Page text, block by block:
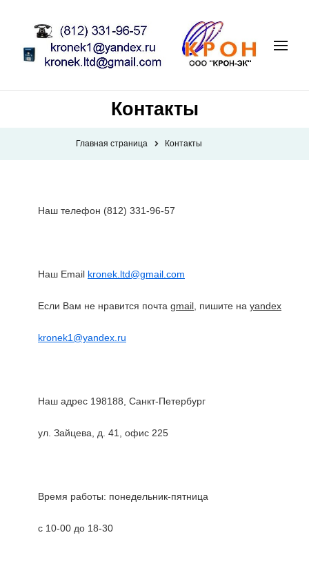
Контакты
Главная страница Контакты
Наш телефон (812) 331-96-57
Наш Email kronek.ltd@gmail.com
Если Вам не нравится почта gmail , пишите на yandex
kronek1@yandex.ru
Наш адрес 198188, Санкт-Петербург
ул. Зайцева, д. 41, офис 225
Время работы: понедельник-пятница
с 10-00 до 18-30